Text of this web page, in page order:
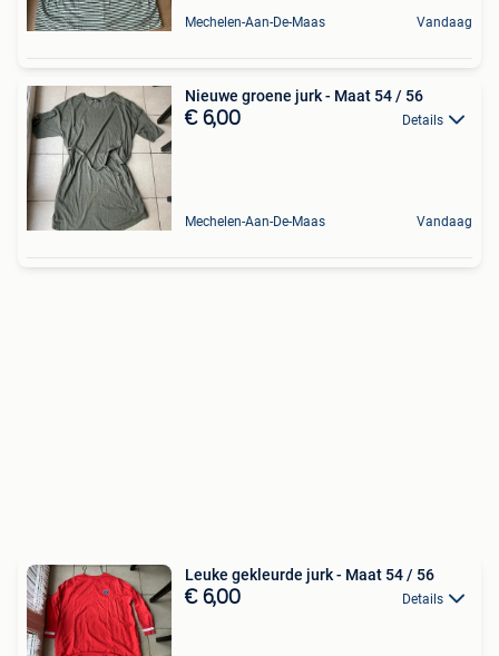
Mechelen-Aan-De-Maas Vandaag
Nieuwe groene jurk - Maat 54 / 56
€ 6,00 Details
Mechelen-Aan-De-Maas Vandaag
Leuke gekleurde jurk - Maat 54 / 56
€ 6,00 Details